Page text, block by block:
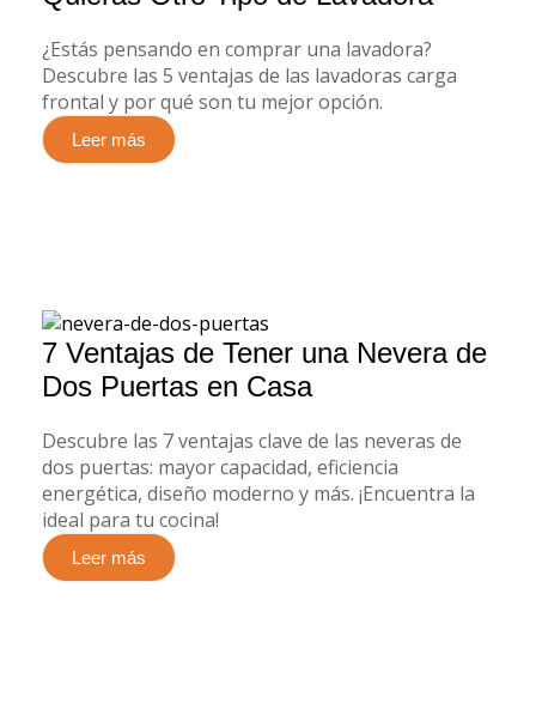
¿Estás pensando en comprar una lavadora?
Descubre las 5 ventajas de las lavadoras carga
frontal y por qué son tu mejor opción.
Leer más
7 Ventajas de Tener una Nevera de
Dos Puertas en Casa
Descubre las 7 ventajas clave de las neveras de
dos puertas: mayor capacidad, eficiencia
energética, diseño moderno y más. ¡Encuentra la
ideal para tu cocina!
Leer más